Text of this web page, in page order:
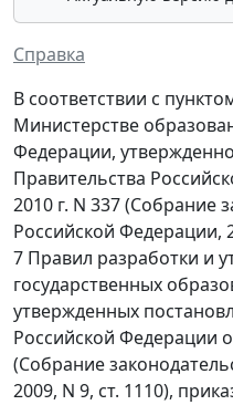
Справка
В соответствии с
Министерстве
Федерации,
Правительства
2010 г. N 337 (Собрание
Российской Федерации,
7 Правил разработки и
государственных
утвержденных
Российской Федерации
(Собрание
2009, N 9, ст. 1110),